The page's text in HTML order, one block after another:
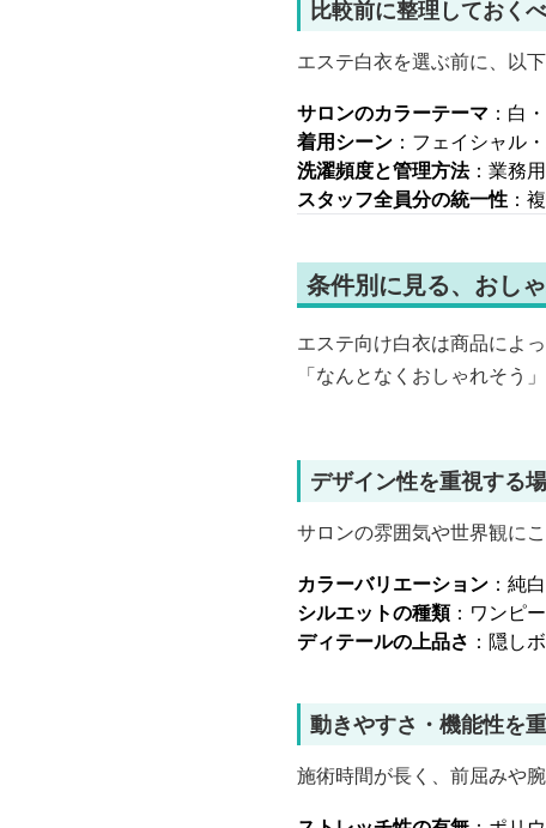
比較前に整理しておく
エステ白衣を選ぶ前に、以
サロンのカラーテーマ ：白
着用シーン ：フェイシャル
洗濯頻度と管理方法：業務
スタッフ全員分の統一性 ：
条件別に見る、おし
エステ向け白衣は商品によ
「なんとなくおしゃれそう
デザイン性を重視する
サロンの雰囲気や世界観に
カラーバリエーション ：純
シルエットの種類：ワンピ
ディテールの上品さ ：隠し
動きやすさ・機能性を
施術時間が長く、前屈みや